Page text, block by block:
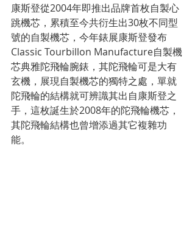
康斯登從2004年即推出品牌首枚自製心
跳機芯，累積至今共衍生出30枚不同型
號的自製機芯，今年錶展康斯登發布
Classic Tourbillon Manufacture自製機
芯典雅陀飛輪腕錶，其陀飛輪可是大有
玄機，展現自製機芯的獨特之處，單就
陀飛輪的結構就可辨識其出自康斯登之
手，這枚誕生於2008年的陀飛輪機芯，
其陀飛輪結構也曾增添過其它複雜功
能。